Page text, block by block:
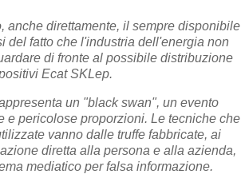
anche direttamente, il sempre disponibile
del fatto che l'industria dell'energia non
di fronte al possibile distribuzione
Ecat SKLep.
un "black swan", un evento
e pericolose proporzioni. Le tecniche che
vanno dalle truffe fabbricate, ai
diretta alla persona e alla azienda,
mediatico per falsa informazione.